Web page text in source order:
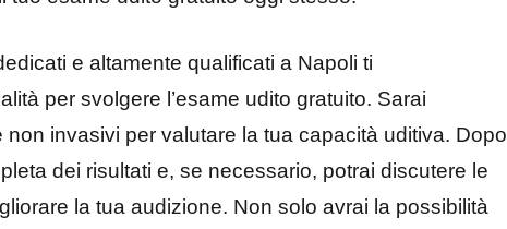
e altamente qualificati a Napoli ti
per svolgere l’esame udito gratuito. Sarai
invasivi per valutare la tua capacità uditiva. Dopo
dei risultati e, se necessario, potrai discutere le
la tua audizione. Non solo avrai la possibilità